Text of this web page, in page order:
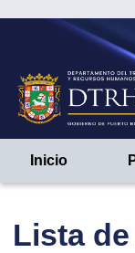
Inicio
Lista